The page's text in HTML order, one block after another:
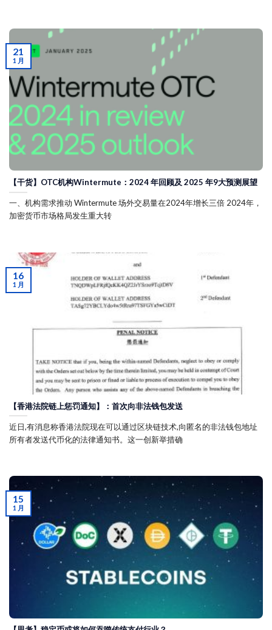
【干货】OTC机构Wintermute：2024 年回顾及 2025 年9大预测展望
一、机构需求推动 Wintermute 场外交易量在2024年增长三倍 2024年，
加密货币市场格局发生重大转
21
1 月
【香港法院链上惩罚通知】：首次向非法钱包发送
近日,有消息称香港法院现在可以通过区块链技术,向匿名的非法钱包地址
所有者发送代币化的法律通知书。这一创新举措确
16
1 月
15
1 月